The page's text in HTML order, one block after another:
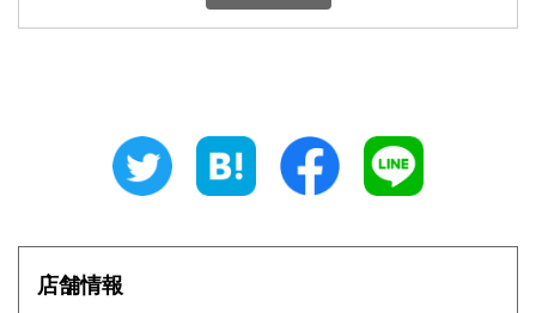
600円 三重県
大阪府
店舗情報